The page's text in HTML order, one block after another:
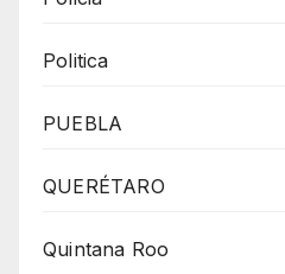
Politica
PUEBLA
QUERÉTARO
Quintana Roo